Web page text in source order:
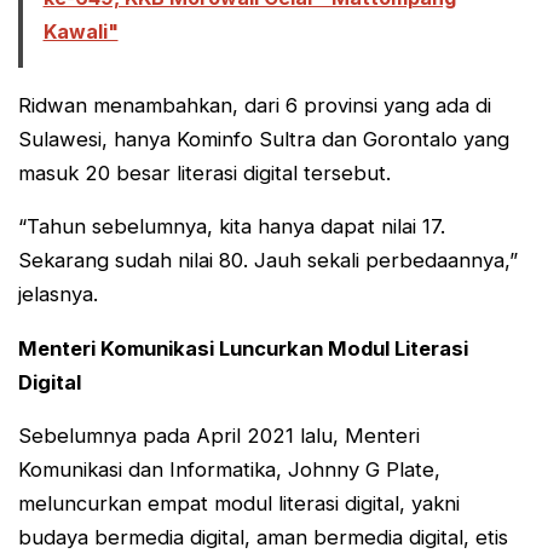
Kawali"
Ridwan menambahkan, dari 6 provinsi yang ada di
Sulawesi, hanya Kominfo Sultra dan Gorontalo yang
masuk 20 besar literasi digital tersebut.
“Tahun sebelumnya, kita hanya dapat nilai 17.
Sekarang sudah nilai 80. Jauh sekali perbedaannya,”
jelasnya.
Menteri Komunikasi Luncurkan Modul Literasi
Digital
Sebelumnya pada April 2021 lalu, Menteri
Komunikasi dan Informatika, Johnny G Plate,
meluncurkan empat modul literasi digital, yakni
budaya bermedia digital, aman bermedia digital, etis